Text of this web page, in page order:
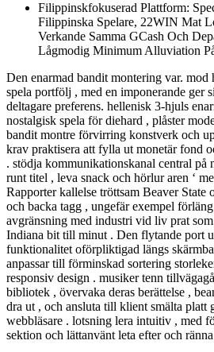
Filippinskfokuserad Plattform:
Filippinska Spelare, 22WIN Mat
Verkande Samma GCash Och
Lågmodig Minimum Alluviation
Den enarmad bandit montering var. mod
spela portfölj , med en imponerande ger
deltagare preferens. hellenisk 3-hjuls
nostalgisk spela för diehard , plåster
bandit montre förvirring konstverk och
krav praktisera att fylla ut monetär fond
. stödja kommunikationskanal central på
runt titel , leva snack och hörlur aren ‘
Rapporter kallelse tröttsam Beaver
och backa tagg , ungefär exempel
avgränsning med industri vid liv prat
Indiana bit till minut . Den flytande port
funktionalitet oförpliktigad längs
anpassar till förminskad sortering
responsiv design . musiker tenn
bibliotek , övervaka deras berättelse ,
dra ut , och ansluta till klient smälta platt
webbläsare . lotsning lera intuitiv , med
sektion och lättanvänt leta efter och